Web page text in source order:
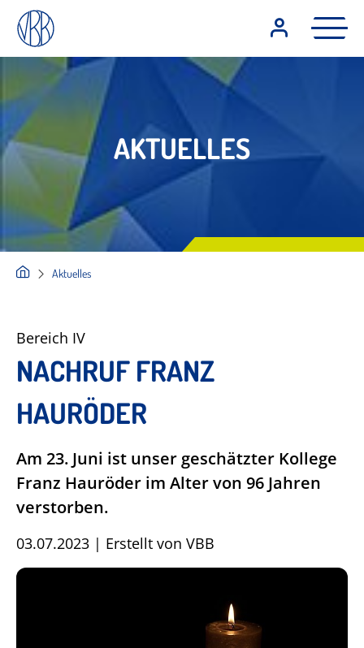
AKTUELLES
Aktuelles
Bereich IV
NACHRUF FRANZ
HAURÖDER
Am 23. Juni ist unser geschätzter Kollege
Franz Hauröder im Alter von 96 Jahren
verstorben.
03.07.2023 | Erstellt von VBB